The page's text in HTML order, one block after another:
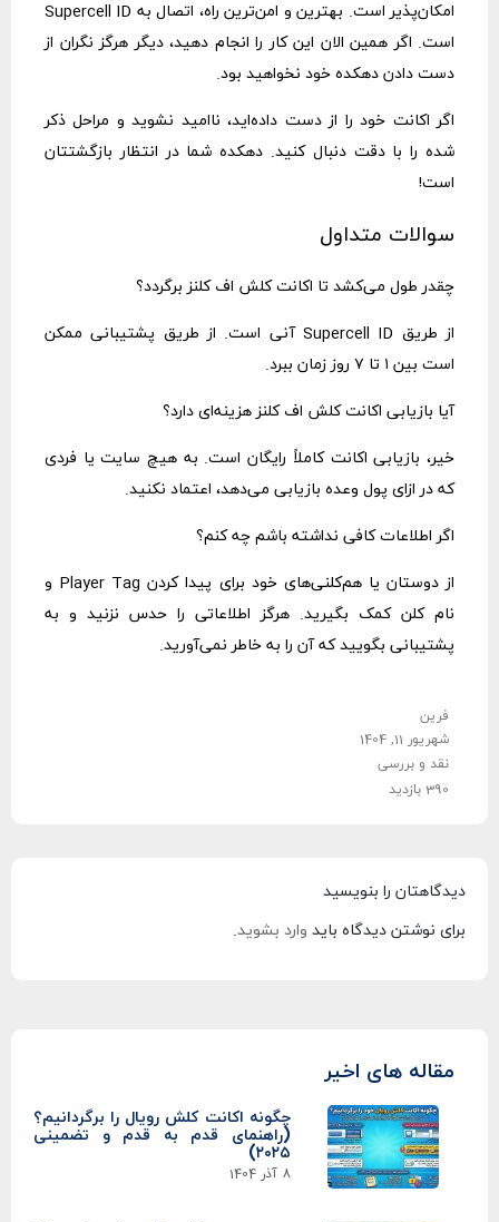
امکان‌پذیر است. بهترین و امن‌ترین راه، اتصال به Supercell ID
است. اگر همین الان این کار را انجام دهید، دیگر هرگز نگران از
دست دادن دهکده خود نخواهید بود.
اگر اکانت خود را از دست داده‌اید، ناامید نشوید و مراحل ذکر
شده را با دقت دنبال کنید. دهکده شما در انتظار بازگشتتان
است!
سوالات متداول
چقدر طول می‌کشد تا اکانت کلش اف کلنز برگردد؟
از طریق Supercell ID آنی است. از طریق پشتیبانی ممکن
است بین ۱ تا ۷ روز زمان ببرد.
آیا بازیابی اکانت کلش اف کلنز هزینه‌ای دارد؟
خیر، بازیابی اکانت کاملاً رایگان است. به هیچ سایت یا فردی
که در ازای پول وعده بازیابی می‌دهد، اعتماد نکنید.
اگر اطلاعات کافی نداشته باشم چه کنم؟
از دوستان یا هم‌کلنی‌های خود برای پیدا کردن Player Tag و
نام کلن کمک بگیرید. هرگز اطلاعاتی را حدس نزنید و به
پشتیبانی بگویید که آن را به خاطر نمی‌آورید.
فرین
شهریور 11, 1404
نقد و بررسی
390 بازدید
دیدگاهتان را بنویسید
برای نوشتن دیدگاه باید وارد بشوید.
مقاله های اخیر
چگونه اکانت کلش رویال را برگردانیم؟
(راهنمای قدم به قدم و تضمینی
۲۰۲۵)
8 آذر 1404